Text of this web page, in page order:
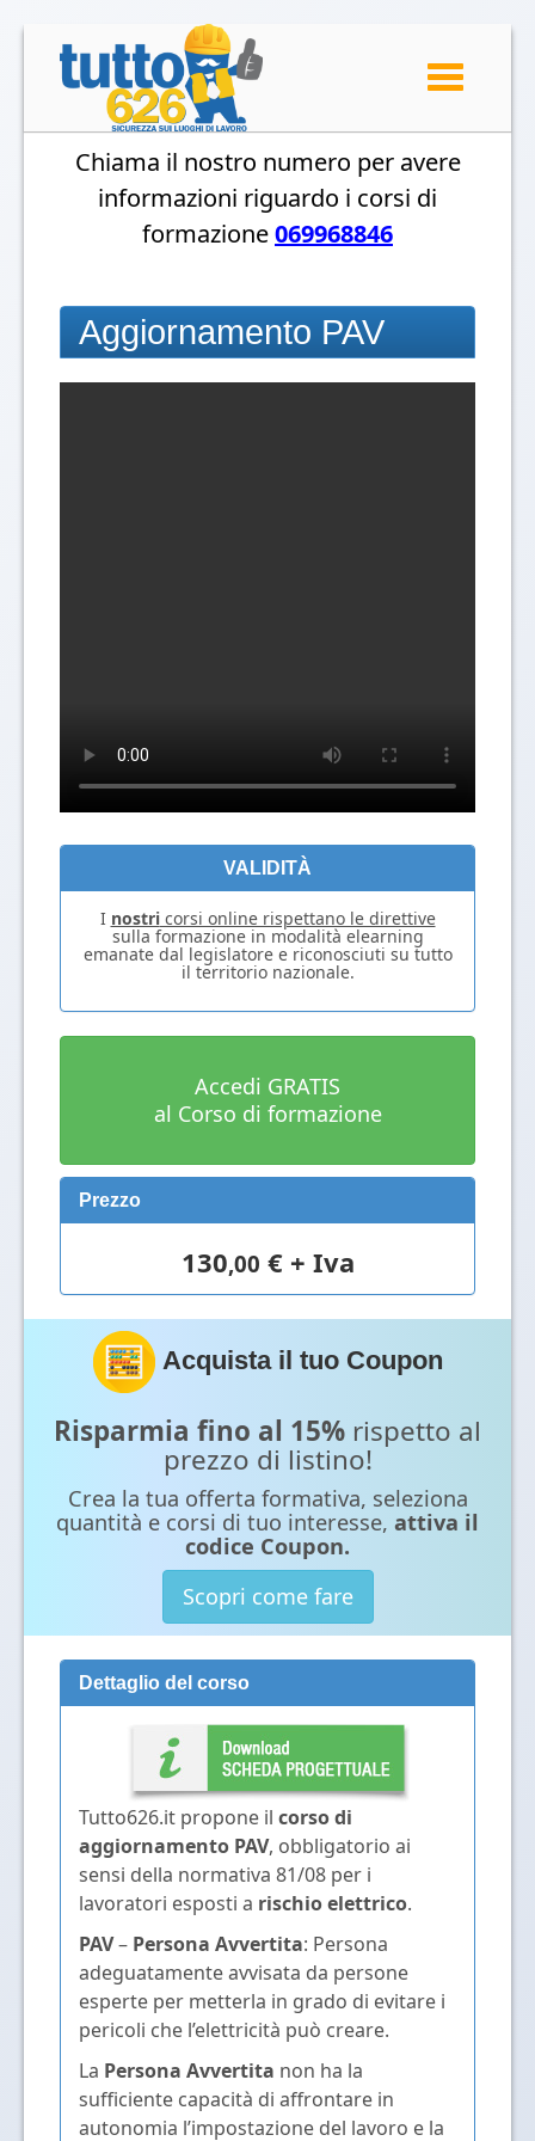
Toggle
navigation
Chiama il nostro numero per avere
informazioni riguardo i corsi di
formazione069968846
Aggiornamento PAV
VALIDITÀ
I nostricorsi online rispettano le direttive
sulla formazione in modalità elearning
emanate dal legislatore e riconosciuti su tutto
il territorio nazionale.
Accedi GRATIS
al Corso di formazione
Prezzo
130,00 € + Iva
Acquista il tuo Coupon
Risparmia fino al 15% rispetto al
prezzo di listino!
Crea la tua offerta formativa, seleziona
quantità e corsi di tuo interesse, attiva il
codice Coupon.
Scopri come fare
Dettaglio del corso
Tutto626.it propone il corso di
aggiornamento PAV, obbligatorio ai
sensi della normativa 81/08 per i
lavoratori esposti a rischio elettrico.
PAV– Persona Avvertita: Persona
adeguatamente avvisata da persone
esperte per metterla in grado di evitare i
pericoli che l’elettricità può creare.
La Persona Avvertita non ha la
sufficiente capacità di affrontare in
autonomia l’impostazione del lavoro e la